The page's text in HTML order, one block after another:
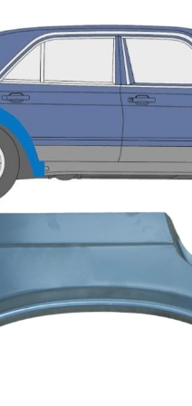
Ford
Honda
Hyundai
Iveco
Jeep
Kia
MAN
Mazda
Mercedes-Benz